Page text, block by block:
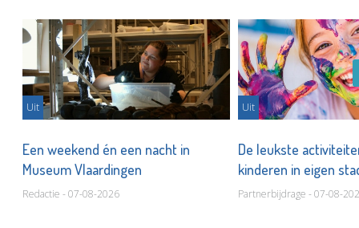
Uit
Een weekend én een nacht in
Museum Vlaardingen
Redactie - 07-08-2026
Uit
De leukste
kinderen in eigen
Partnerbijdrage - 07-08-